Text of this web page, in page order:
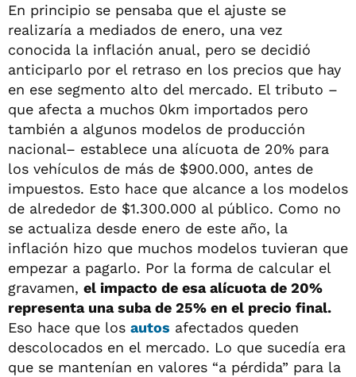
En principio se pensaba que el ajuste se
realizaría a mediados de enero, una vez
conocida la inflación anual, pero se decidió
anticiparlo por el retraso en los precios que hay
en ese segmento alto del mercado. El tributo –
que afecta a muchos 0km importados pero
también a algunos modelos de producción
nacional– establece una alícuota de 20% para
los vehículos de más de $900.000, antes de
impuestos. Esto hace que alcance a los modelos
de alrededor de $1.300.000 al público. Como no
se actualiza desde enero de este año, la
inflación hizo que muchos modelos tuvieran que
empezar a pagarlo. Por la forma de calcular el
gravamen, el impacto de esa alícuota de 20%
representa una suba de 25% en el precio final.
Eso hace que los autos afectados queden
descolocados en el mercado. Lo que sucedía era
que se mantenían en valores “a pérdida” para la